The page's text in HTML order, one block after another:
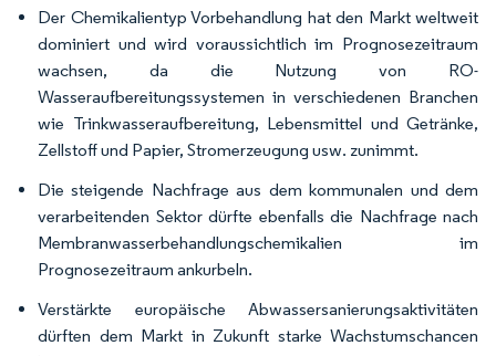
Der Chemikalientyp Vorbehandlung hat den Markt weltweit
dominiert und wird voraussichtlich im Prognosezeitraum
wachsen, da die Nutzung von RO-
Wasseraufbereitungssystemen in verschiedenen Branchen
wie Trinkwasseraufbereitung, Lebensmittel und Getränke,
Zellstoff und Papier, Stromerzeugung usw. zunimmt.
Die steigende Nachfrage aus dem kommunalen und dem
verarbeitenden Sektor dürfte ebenfalls die Nachfrage nach
Membranwasserbehandlungschemikalien im
Prognosezeitraum ankurbeln.
Verstärkte europäische Abwassersanierungsaktivitäten
dürften dem Markt in Zukunft starke Wachstumschancen